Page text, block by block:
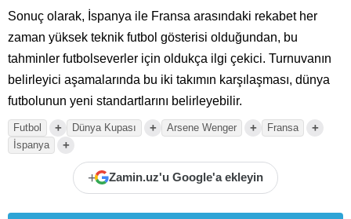
Sonuç olarak, İspanya ile Fransa arasındaki rekabet her
zaman yüksek teknik futbol gösterisi olduğundan, bu
tahminler futbolseverler için oldukça ilgi çekici. Turnuvanın
belirleyici aşamalarında bu iki takımın karşılaşması, dünya
futbolunun yeni standartlarını belirleyebilir.
Futbol + Dünya Kupası + Arsene Wenger + Fransa +
İspanya +
+ Zamin.uz'u Google'a ekleyin